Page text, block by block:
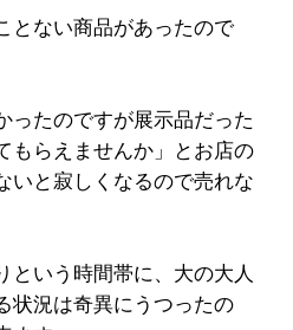
とない商品があったので
ったのですが展示品だった
もらえませんか」とお店の
いと寂しくなるので売れな
という時間帯に、大の大人
状況は奇異にうつったの